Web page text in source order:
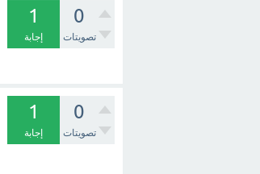
0
تصويتات
1
إجابة
0
تصويتات
1
إجابة